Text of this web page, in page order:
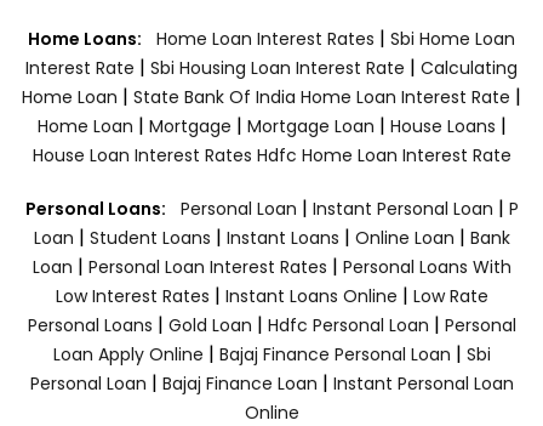
Home Loans: Home Loan Interest Rates | Sbi Home Loan
Interest Rate | Sbi Housing Loan Interest Rate | Calculating
Home Loan | State Bank Of India Home Loan Interest Rate |
Home Loan | Mortgage | Mortgage Loan | House Loans |
House Loan Interest Rates Hdfc Home Loan Interest Rate
Personal Loans: Personal Loan | Instant Personal Loan | P
Loan | Student Loans | Instant Loans | Online Loan | Bank
Loan | Personal Loan Interest Rates | Personal Loans With
Low Interest Rates | Instant Loans Online | Low Rate
Personal Loans | Gold Loan | Hdfc Personal Loan | Personal
Loan Apply Online | Bajaj Finance Personal Loan | Sbi
Personal Loan | Bajaj Finance Loan | Instant Personal Loan
Online